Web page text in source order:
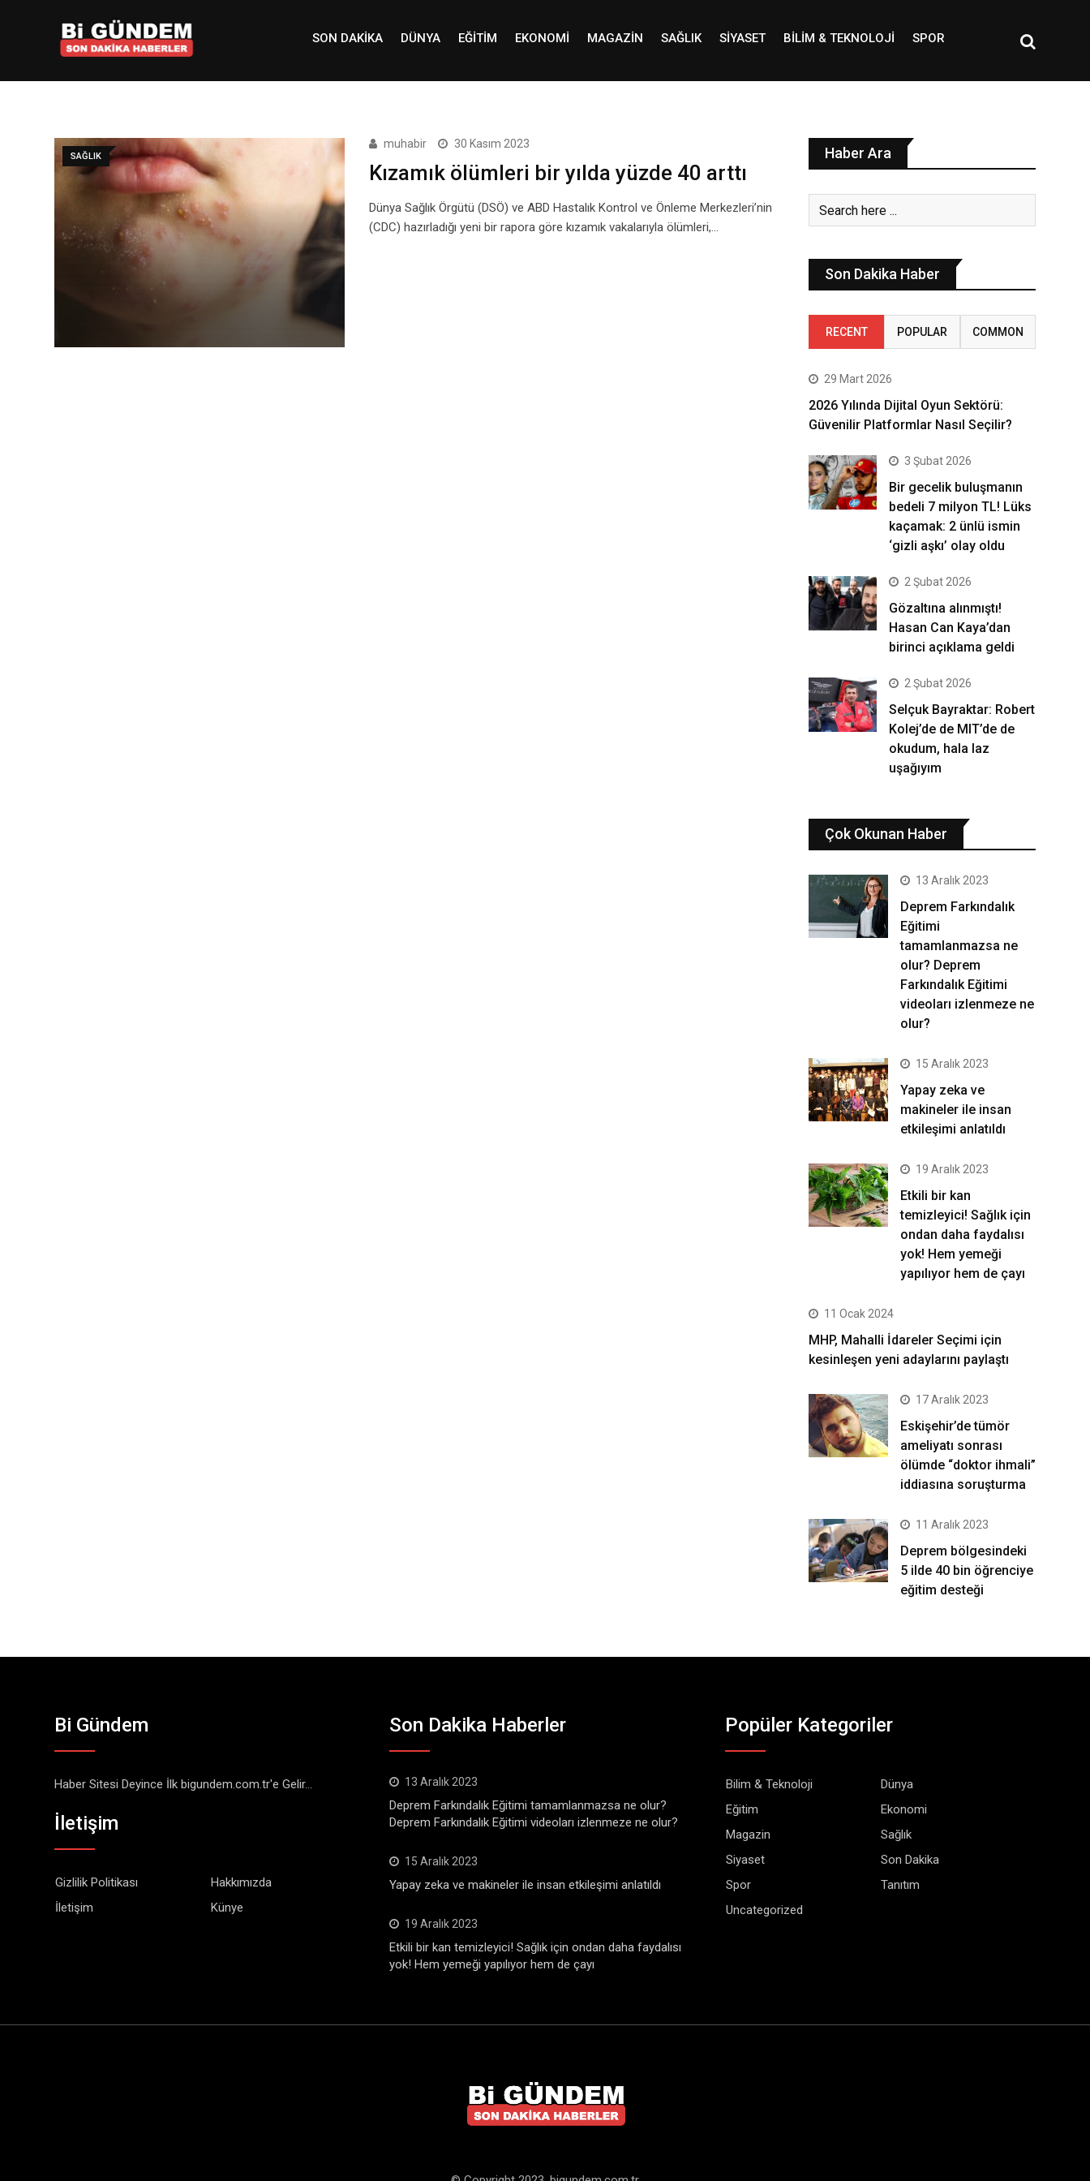
SON DAKIKA DÜNYA EĞITIM EKONOMI MAGAZIN SAĞLIK SIYASET BILIM & TEKNOLOJI SPOR
SAĞLIK
muhabir 30 Kasım 2023
Kızamık ölümleri bir yılda yüzde 40 arttı
Dünya Sağlık Örgütü (DSÖ) ve ABD Hastalık Kontrol ve Önleme Merkezleri’nin
(CDC) hazırladığı yeni bir rapora göre kızamık vakalarıyla ölümleri,…
Haber Ara
Son Dakika Haber
RECENT POPULAR COMMON
29 Mart 2026
2026 Yılında Dijital Oyun Sektörü:
Güvenilir Platformlar Nasıl Seçilir?
3 Şubat 2026
Bir gecelik buluşmanın
bedeli 7 milyon TL! Lüks
kaçamak: 2 ünlü ismin
‘gizli aşkı’ olay oldu
2 Şubat 2026
Gözaltına alınmıştı!
Hasan Can Kaya’dan
birinci açıklama geldi
2 Şubat 2026
Selçuk Bayraktar: Robert
Kolej’de de MIT’de de
okudum, hala laz
uşağıyım
Çok Okunan Haber
13 Aralık 2023
Deprem Farkındalık
Eğitimi
tamamlanmazsa ne
olur? Deprem
Farkındalık Eğitimi
videoları izlenmeze ne
olur?
15 Aralık 2023
Yapay zeka ve
makineler ile insan
etkileşimi anlatıldı
19 Aralık 2023
Etkili bir kan
temizleyici! Sağlık için
ondan daha faydalısı
yok! Hem yemeği
yapılıyor hem de çayı
11 Ocak 2024
MHP, Mahalli İdareler Seçimi için
kesinleşen yeni adaylarını paylaştı
17 Aralık 2023
Eskişehir’de tümör
ameliyatı sonrası
ölümde “doktor ihmali”
iddiasına soruşturma
11 Aralık 2023
Deprem bölgesindeki
5 ilde 40 bin öğrenciye
eğitim desteği
Bi Gündem
Haber Sitesi Deyince İlk bigundem.com.tr'e Gelir...
İletişim
Gizlilik Politikası
Hakkımızda
İletişim
Künye
Son Dakika Haberler
13 Aralık 2023
Deprem Farkındalık Eğitimi tamamlanmazsa ne olur?
Deprem Farkındalık Eğitimi videoları izlenmeze ne olur?
15 Aralık 2023
Yapay zeka ve makineler ile insan etkileşimi anlatıldı
19 Aralık 2023
Etkili bir kan temizleyici! Sağlık için ondan daha faydalısı
yok! Hem yemeği yapılıyor hem de çayı
Popüler Kategoriler
Bilim & Teknoloji
Dünya
Eğitim
Ekonomi
Magazin
Sağlık
Siyaset
Son Dakika
Spor
Tanıtım
Uncategorized